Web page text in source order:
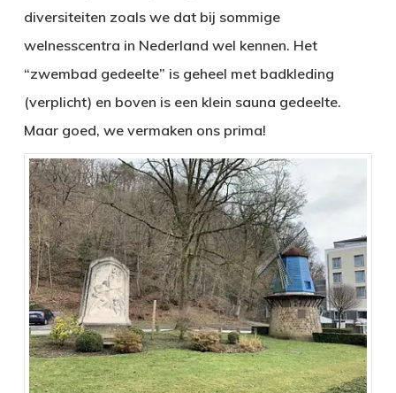
diversiteiten zoals we dat bij sommige
welnesscentra in Nederland wel kennen. Het
“zwembad gedeelte” is geheel met badkleding
(verplicht) en boven is een klein sauna gedeelte.
Maar goed, we vermaken ons prima!